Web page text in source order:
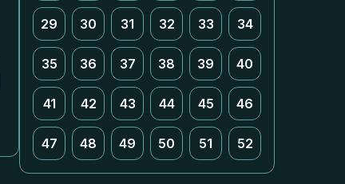
29 30 31 32 33 34
35 36 37 38 39 40
41 42 43 44 45 46
47 48 49 50 51 52